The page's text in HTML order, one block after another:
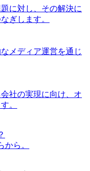
に対し、その解決に
ぎします。
メディア運営を通じ
社の実現に向け、オ
。
ら。